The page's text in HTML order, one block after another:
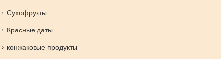
Сухофрукты
Красные даты
конжаковые продукты